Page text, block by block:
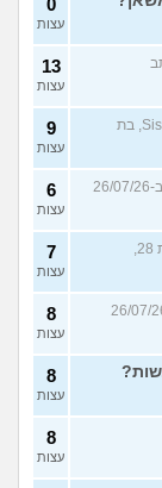
0
עצות
כתב
13
עצות
(Sister, בת
9
עצות
(נערה, בת 16, כתבה ב-26/07/26
6
עצות
(א, בת 28,
7
עצות
21, כתבה ב-26/07/26
8
עצות
8
עצות
8
עצות